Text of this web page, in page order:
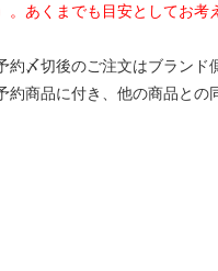
。あくまでも目安としてお考
約〆切後のご注文はブランド
約商品に付き、他の商品との